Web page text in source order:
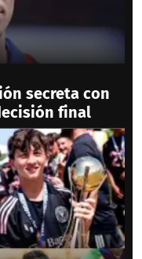
secreta con
final